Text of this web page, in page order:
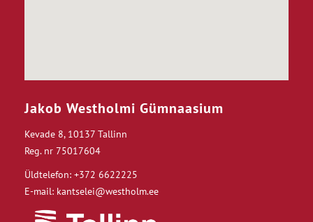
Jakob Westholmi Gümnaasium
Kevade 8, 10137 Tallinn
Reg. nr 75017604
Üldtelefon: +372 6622225
E-mail: kantselei@westholm.ee